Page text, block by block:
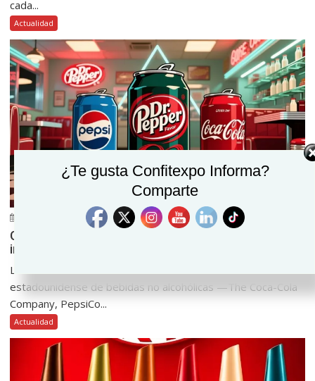
cada...
Actualidad
Confitexpo Informa 0
Gigantes de bebidas unen fuerzas para revelar
ingredientes vía código QR
Las tres corporaciones que dominan el mercado
estadounidense de bebidas no alcohólicas —The Coca-Cola
Company, PepsiCo...
Actualidad
¿Te gusta Confitexpo Informa?
Comparte